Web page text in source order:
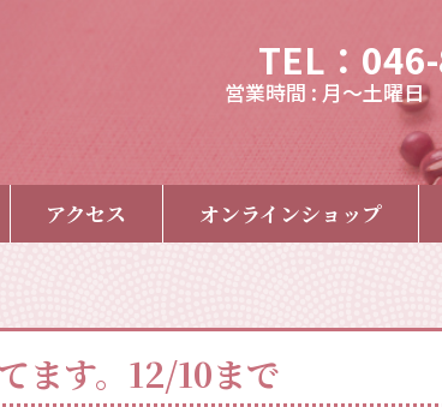
TEL：
営業時間 : 月～土曜
アクセス オンラインショップ
ます。12/10まで